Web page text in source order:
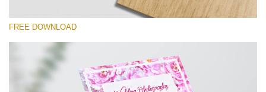
कृपया चुने
FREE DOWNLOAD